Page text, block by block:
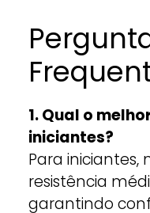
1. Qual o
iniciantes?
Para iniciantes,
resistência
garantindo